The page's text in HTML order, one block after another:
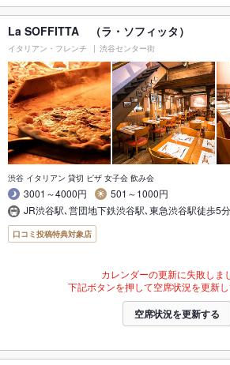
La SOFFITTA （ラ・ソフィッタ）
イタリアン・フレンチ 渋谷センター街
渋谷 イタリアン 貸切 ピザ 女子会 飲み会
3001～4000円
501～1000円
JR渋谷駅､営団地下鉄渋谷駅､東急渋谷駅徒歩5分
口コミ投稿特典対象店
カレンダーの更新に失敗しま
下記ボタンを押して空席状況を更新し
空席状況を更新する